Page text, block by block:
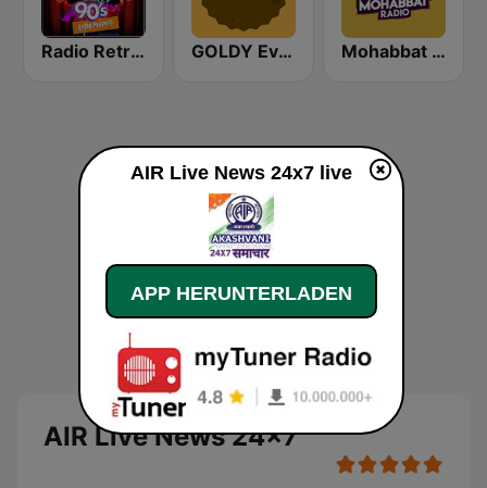
Radio Retro Bollywood 90s GOLDY Evergreen Mohabbat Radio
AIR Live News 24x7
AIR Live News 24x7 live
APP HERUNTERLADEN